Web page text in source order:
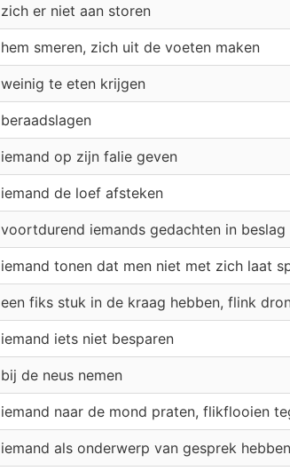
zich er niet aan storen
hem smeren, zich uit de voeten maken
weinig te eten krijgen
beraadslagen
iemand op zijn falie geven
iemand de loef afsteken
voortdurend iemands gedachten in beslag
iemand tonen dat men niet met zich laat
een fiks stuk in de kraag hebben, flink
iemand iets niet besparen
bij de neus nemen
iemand naar de mond praten, flikflooien
iemand als onderwerp van gesprek